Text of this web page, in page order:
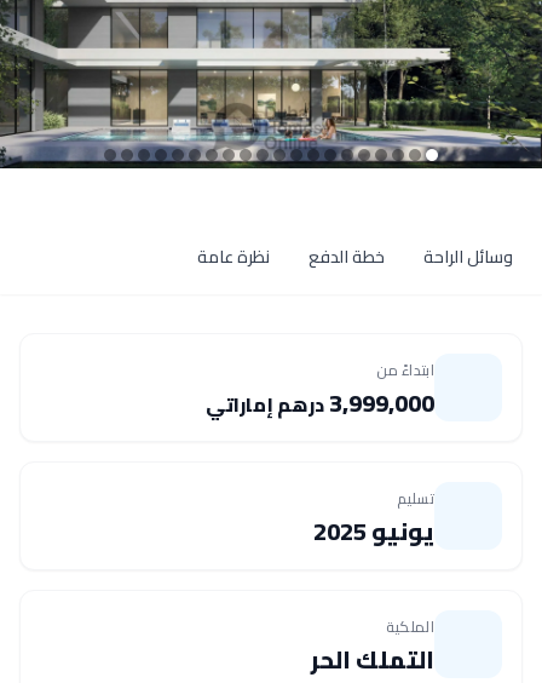
وسائل الراحة خطة الدفع نظرة عامة
ابتداءً من
3,999,000درهم إماراتي
تسليم
يونيو 2025
الملكية
التملك الحر